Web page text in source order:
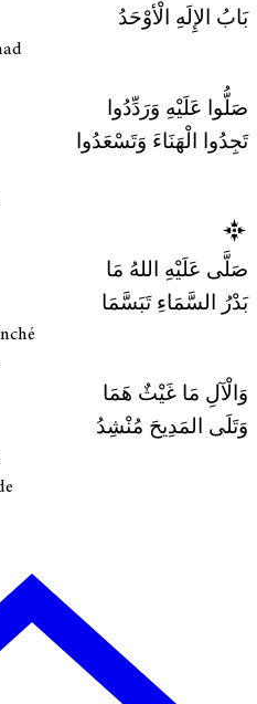
بَابُ الإِلَهِ الْأوْحَدُ
صَلُّوا عَلَيْهِ وَرَدِّدُوا
تَجِدُوا الْهَنَاءَ وَتَسْعَدُوا
صَلَّى عَلَيْهِ اللهُ مَا
بَدْرُ السَّمَاءِ تَبَسَّمَا
وَالْآلِ مَا غَيْثٌ هَمَا
وَتَلَى المَدِيحَ مُنْشِدُ